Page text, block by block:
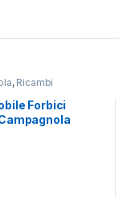
, Ricambi
Forbici
Impastatrice
N.3
200,00